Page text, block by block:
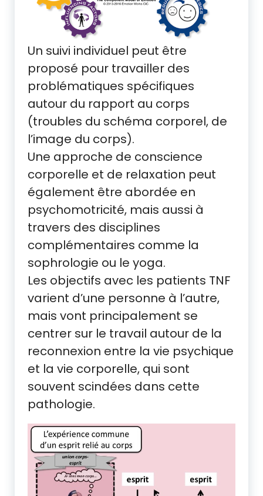
Un suivi individuel peut être
proposé pour travailler des
problématiques spécifiques
autour du rapport au corps
(troubles du schéma corporel, de
l’image du corps).
Une approche de conscience
corporelle et de relaxation peut
également être abordée en
psychomotricité, mais aussi à
travers des disciplines
complémentaires comme la
sophrologie ou le yoga.
Les objectifs avec les patients TNF
varient d’une personne à l’autre,
mais vont principalement se
centrer sur le travail autour de la
reconnexion entre la vie psychique
et la vie corporelle, qui sont
souvent scindées dans cette
pathologie.